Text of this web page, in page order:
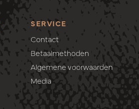
SERVICE
Contact
Betaalmethoden
Algemene voorwaarden
Media